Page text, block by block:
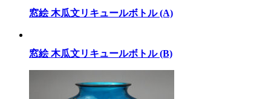
窓絵 木瓜文リキュールボトル (A)
窓絵 木瓜文リキュールボトル (B)